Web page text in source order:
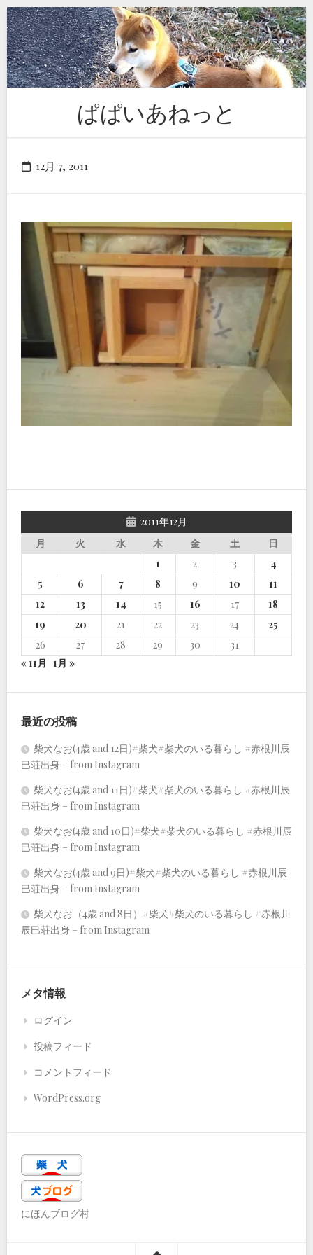
Skip
to
content
ぱぱいあねっと
12月 7, 2011
2011年12月
月
火 水 木 金 土
日
1
2 3
4
5
6 7 8 9 10
11
12
13 14 15 16 17
18
19
20 21 22 23 24
25
26
27 28 29 30
31
« 11月 1月 »
最近の投稿
柴犬なお(4歳 and 12日)#柴犬#柴犬のいる暮らし #赤根川辰
巳荘出身 – from Instagram
柴犬なお(4歳 and 11日)#柴犬#柴犬のいる暮らし #赤根川辰
巳荘出身 – from Instagram
柴犬なお(4歳 and 10日)#柴犬#柴犬のいる暮らし #赤根川辰
巳荘出身 – from Instagram
柴犬なお(4歳 and 9日)#柴犬#柴犬のいる暮らし #赤根川辰
巳荘出身 – from Instagram
柴犬なお（4歳 and 8日）#柴犬#柴犬のいる暮らし #赤根川
辰巳荘出身 – from Instagram
メタ情報
ログイン
投稿フィード
コメントフィード
WordPress.org
にほんブログ村